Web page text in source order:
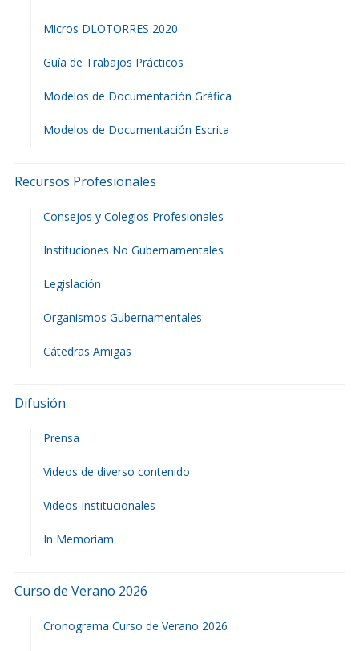
Micros DLOTORRES 2020
Guía de Trabajos Prácticos
Modelos de Documentación Gráfica
Modelos de Documentación Escrita
Recursos Profesionales
Consejos y Colegios Profesionales
Instituciones No Gubernamentales
Legislación
Organismos Gubernamentales
Cátedras Amigas
Difusión
Prensa
Videos de diverso contenido
Videos Institucionales
In Memoriam
Curso de Verano 2026
Cronograma Curso de Verano 2026